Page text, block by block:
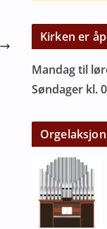
Kirken er
Mandag til
Søndager kl.
Orgelaksjon